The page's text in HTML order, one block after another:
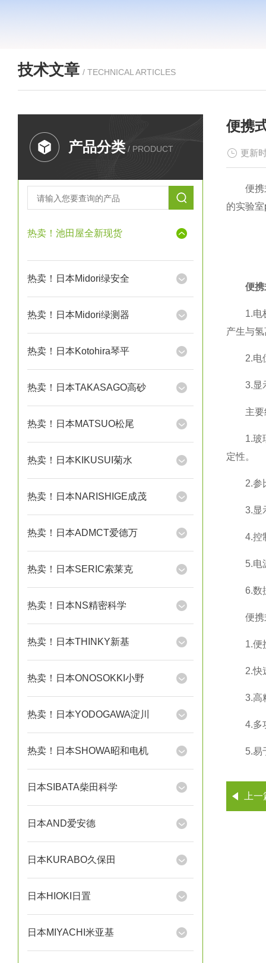
技术文章 / TECHNICAL ARTICLES
产品分类 / PRODUCT
热卖！池田屋全新现货
热卖！日本Midori绿安全
热卖！日本Midori绿测器
热卖！日本Kotohira琴平
热卖！日本TAKASAGO高砂
热卖！日本MATSUO松尾
热卖！日本KIKUSUI菊水
热卖！日本NARISHIGE成茂
热卖！日本ADMCT爱德万
热卖！日本SERIC索莱克
热卖！日本NS精密科学
热卖！日本THINKY新基
热卖！日本ONOSOKKI小野
热卖！日本YODOGAWA淀川
热卖！日本SHOWA昭和电机
日本SIBATA柴田科学
日本AND爱安德
日本KURABO久保田
日本HIOKI日置
日本MIYACHI米亚基
便携
更新
便携式
的实验
便
1.电极
产生与
2.电位
3.显示
主要
1.玻璃
定性。
2.参比
3.显示
4.控制
5.电源
6.数据
便携
1.便携
2.快速
3.高精
4.多功
5.易于
上